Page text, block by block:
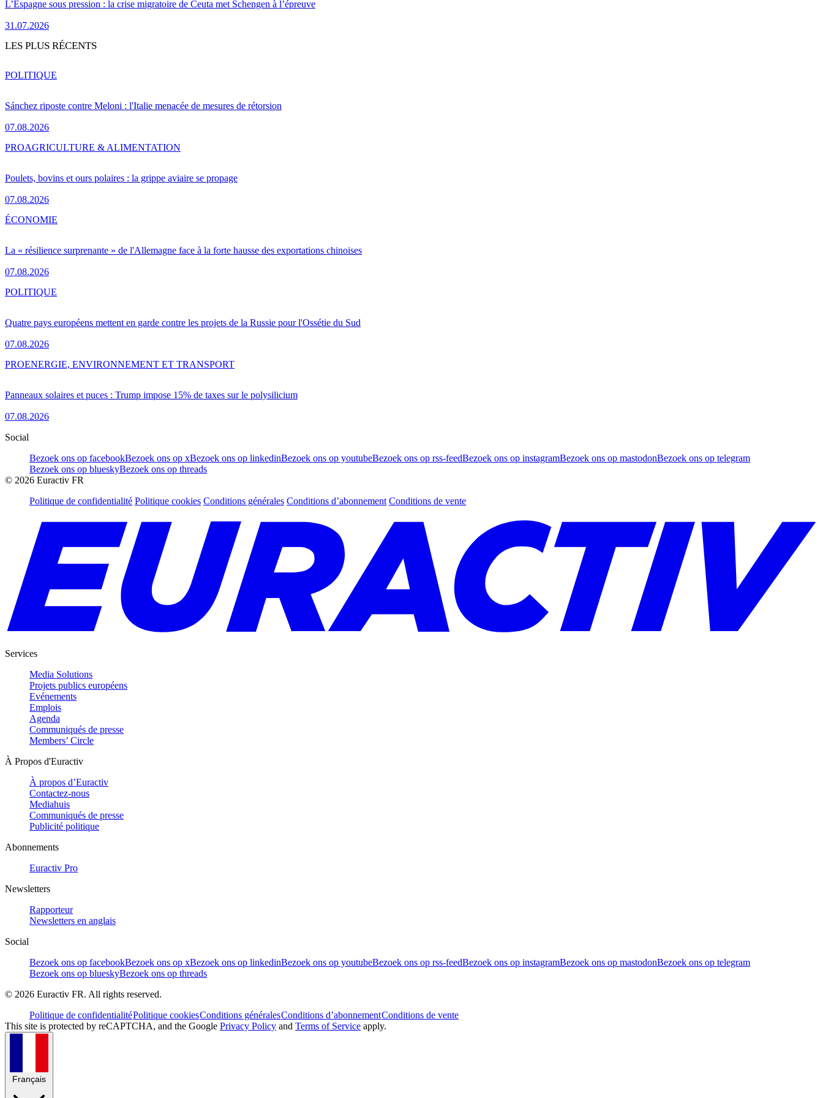
L’Espagne sous pression : la crise migratoire de Ceuta met Schengen à l’épreuve
31.07.2026
LES PLUS RÉCENTS
Sánchez riposte contre Meloni : l'Italie menacée de mesures de rétorsion
07.08.2026
POLITIQUE
Poulets, bovins et ours polaires : la grippe aviaire se propage
07.08.2026
PROAGRICULTURE & ALIMENTATION
La « résilience surprenante » de l'Allemagne face à la forte hausse des exportations chinoises
07.08.2026
ÉCONOMIE
Quatre pays européens mettent en garde contre les projets de la Russie pour l'Ossétie du Sud
07.08.2026
POLITIQUE
Panneaux solaires et puces : Trump impose 15% de taxes sur le polysilicium
07.08.2026
PROENERGIE, ENVIRONNEMENT ET TRANSPORT
Social
Bezoek ons op facebookBezoek ons op xBezoek ons op linkedinBezoek ons op youtubeBezoek ons op rss-feedBezoek ons op instagramBezoek ons op mastodonBezoek ons op telegram
Bezoek ons op blueskyBezoek ons op threads
© 2026 Euractiv FR
Politique de confidentialité Politique cookies Conditions générales Conditions d’abonnement Conditions de vente
Services
Media Solutions
Projets publics européens
Evénements
Emplois
Agenda
Communiqués de presse
Members’ Circle
À Propos d'Euractiv
À propos d’Euractiv
Contactez-nous
Mediahuis
Communiqués de presse
Publicité politique
Abonnements
Euractiv Pro
Newsletters
Rapporteur
Newsletters en anglais
Social
Bezoek ons op facebookBezoek ons op xBezoek ons op linkedinBezoek ons op youtubeBezoek ons op rss-feedBezoek ons op instagramBezoek ons op mastodonBezoek ons op telegram
Bezoek ons op blueskyBezoek ons op threads
© 2026 Euractiv FR. All rights reserved.
Politique de confidentialitéPolitique cookiesConditions généralesConditions d’abonnementConditions de vente
This site is protected by reCAPTCHA, and the Google Privacy Policy and Terms of Service apply.
Français